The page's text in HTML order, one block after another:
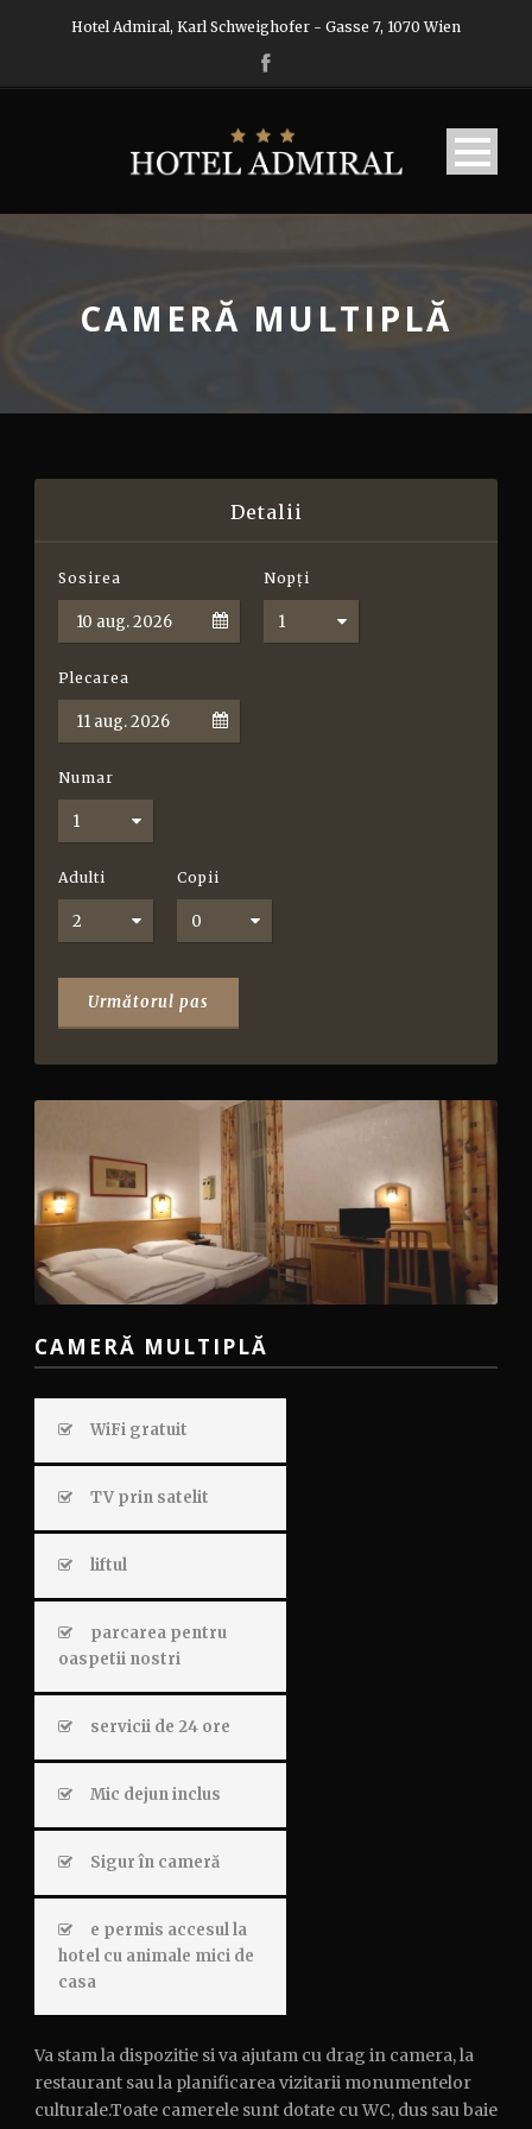
Hotel Admiral, Karl Schweighofer - Gasse 7, 1070 Wien
CAMERĂ MULTIPLĂ
Detalii
Sosirea Nopți
Plecarea
Numar
Adulti Copii
CAMERĂ MULTIPLĂ
WiFi gratuit
TV prin satelit
liftul
parcarea pentru
oaspetii nostri
servicii de 24 ore
Mic dejun inclus
Sigur în cameră
e permis accesul la
hotel cu animale mici de
casa
Va stam la dispozitie si va ajutam cu drag in camera, la
restaurant sau la planificarea vizitarii monumentelor
culturale.Toate camerele sunt dotate cu WC, dus sau baie